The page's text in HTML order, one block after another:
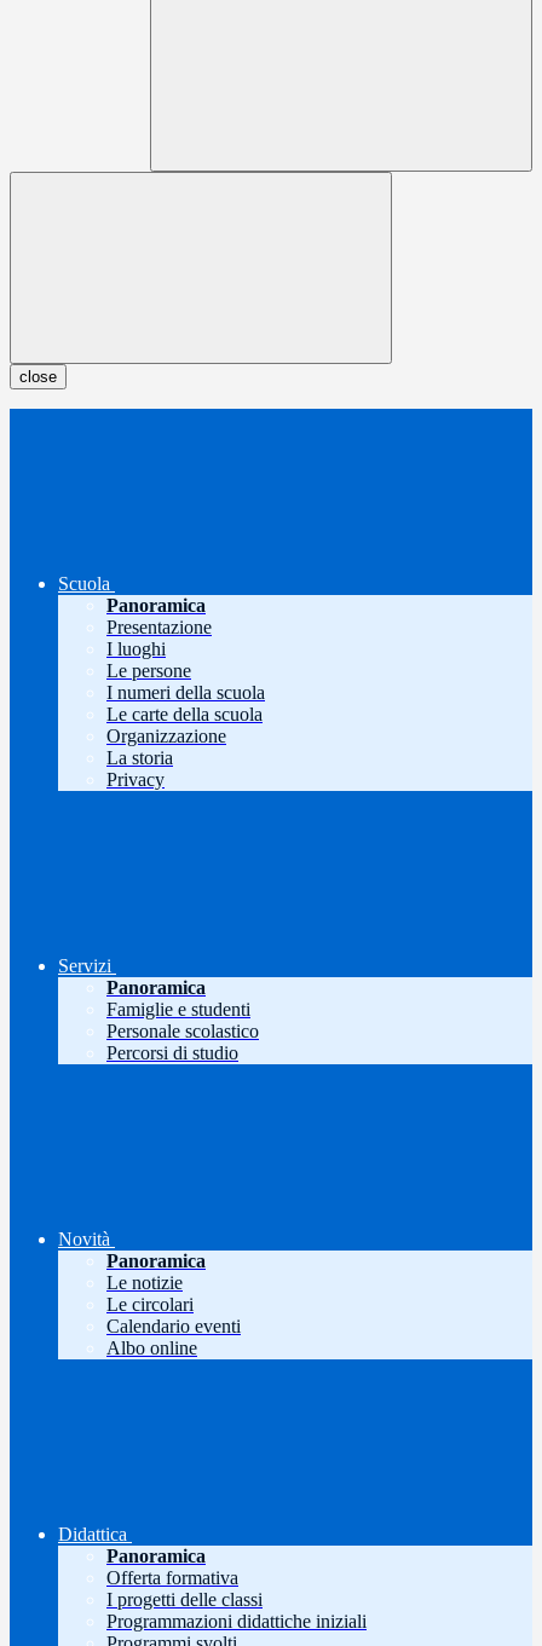
close
Scuola
Panoramica
Presentazione
I luoghi
Le persone
I numeri della scuola
Le carte della scuola
Organizzazione
La storia
Privacy
Servizi
Panoramica
Famiglie e studenti
Personale scolastico
Percorsi di studio
Novità
Panoramica
Le notizie
Le circolari
Calendario eventi
Albo online
Didattica
Panoramica
Offerta formativa
I progetti delle classi
Programmazioni didattiche iniziali